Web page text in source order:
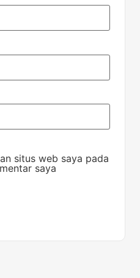
situs web saya pada
saya